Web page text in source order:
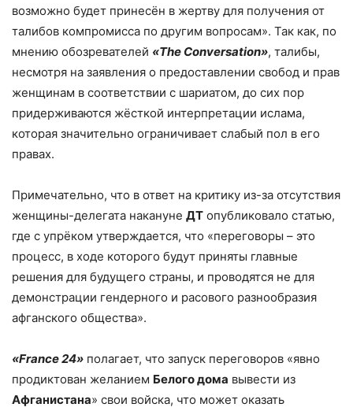
возможно будет принесён в жертву для получения от
талибов компромисса по другим вопросам». Так как, по
мнению обозревателей «The Conversation», талибы,
несмотря на заявления о предоставлении свобод и прав
женщинам в соответствии с шариатом, до сих пор
придерживаются жёсткой интерпретации ислама,
которая значительно ограничивает слабый пол в его
правах.
Примечательно, что в ответ на критику из-за отсутствия
женщины-делегата накануне ДТ опубликовало статью,
где с упрёком утверждается, что «переговоры – это
процесс, в ходе которого будут приняты главные
решения для будущего страны, и проводятся не для
демонстрации гендерного и расового разнообразия
афганского общества».
«France24» полагает, что запуск переговоров «явно
продиктован желанием Белого дома вывести из
Афганистана» свои войска, что может оказать